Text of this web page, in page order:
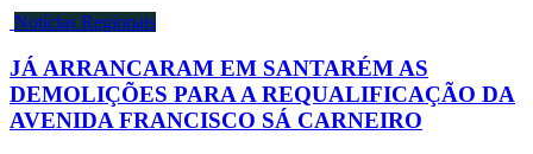
Notícias Regionais
JÁ ARRANCARAM EM SANTARÉM AS
DEMOLIÇÕES PARA A REQUALIFICAÇÃO DA
AVENIDA FRANCISCO SÁ CARNEIRO